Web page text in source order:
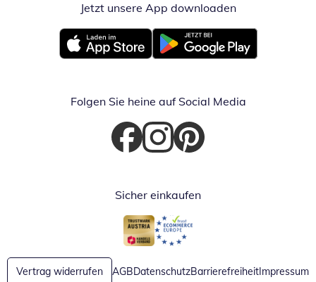
Jetzt unsere App downloadenÖffnet in
Öffnet in neuem FensterÖffnet in neuem Fenster
Folgen Sie heine auf Social Media
Öffnet in neuem Fenster
Öffnet in neuem Fenster
Öffnet in neuem Fenster
Sicher einkaufen
Öffnet in neuem Fenster
Öffnet in neuem Fenster
Vertrag widerrufen AGBDatenschutzBarrierefreiheitImpressum